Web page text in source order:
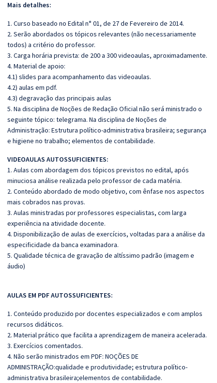
Mais detalhes:
1. Curso baseado no Edital n° 01, de 27 de Fevereiro de 2014.
2. Serão abordados os tópicos relevantes (não necessariamente
todos) a critério do professor.
3. Carga horária prevista: de 200 a 300 videoaulas, aproximadamente.
4. Material de apoio:
4.1) slides para acompanhamento das videoaulas.
4.2) aulas em pdf.
4.3) degravação das principais aulas
5. Na disciplina de Noções de Redação Oficial não será ministrado o
seguinte tópico: telegrama. Na disciplina de Noções de
Administração: Estrutura político-administrativa brasileira; segurança
e higiene no trabalho; elementos de contabilidade.
VIDEOAULAS AUTOSSUFICIENTES:
1. Aulas com abordagem dos tópicos previstos no edital, após
minuciosa análise realizada pelo professor de cada matéria.
2. Conteúdo abordado de modo objetivo, com ênfase nos aspectos
mais cobrados nas provas.
3. Aulas ministradas por professores especialistas, com larga
experiência na atividade docente.
4. Disponibilização de aulas de exercícios, voltadas para a análise da
especificidade da banca examinadora.
5. Qualidade técnica de gravação de altíssimo padrão (imagem e
áudio)
AULAS EM PDF AUTOSSUFICIENTES:
1. Conteúdo produzido por docentes especializados e com amplos
recursos didáticos.
2. Material prático que facilita a aprendizagem de maneira acelerada.
3. Exercícios comentados.
4. Não serão ministrados em PDF: NOÇÕES DE
ADMINISTRAÇÃO:qualidade e produtividade; estrutura político-
administrativa brasileira;elementos de contabilidade.